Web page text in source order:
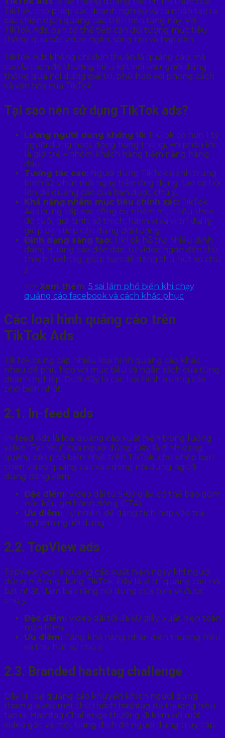
TikTok, cho phép các doanh nghiệp và cá nhân tạo ra
các chiến dịch quảng cáo trên nền tảng này. Với
TikTok Ads, bạn có thể tiếp cận đối tượng mục tiêu
thông qua các video ngắn, sáng tạo và hấp dẫn.
TikTok Ads không chỉ đơn thuần là quảng cáo, mà
còn là cách để thương hiệu kết nối với người dùng
thông qua nội dung giải trí, phù hợp với phong cách
và văn hóa của TikTok.
Tại sao nên sử dụng TikTok ads?
Lượng người dùng khổng lồ: TikTok có hơn 1 tỷ
người dùng hoạt động hàng tháng, với phần lớn
là giới trẻ – nhóm khách hàng tiềm năng hàng
đầu.
Tương tác cao: Người dùng TikTok dành trung
bình 52 phút mỗi ngày trên ứng dụng, tạo cơ hội
lớn để quảng cáo của bạn được chú ý.
Khả năng nhắm mục tiêu chính xác: TikTok
Ads cung cấp các công cụ nhắm mục tiêu theo
độ tuổi, giới tính, sở thích, hành vi và vị trí địa lý,
giúp bạn tiếp cận đúng đối tượng.
Định dạng sáng tạo: TikTok hỗ trợ nhiều định
dạng quảng cáo độc đáo, từ video ngắn đến thử
thách hashtag, giúp bạn dễ dàng thu hút sự chú
ý
>>> Xem thêm: 5 sai lầm phổ biến khi chạy
quảng cáo facebook và cách khắc phục
Các loại hình quảng cáo trên
TikTok Ads
TikTok cung cấp nhiều loại hình quảng cáo khác
nhau để phù hợp với mục tiêu và ngân sách của từng
doanh nghiệp. Dưới đây là các loại hình quảng cáo
phổ biến nhất:
2.1. In-feed ads
In-feed Ads là loại quảng cáo xuất hiện trong luồng
video “For You” của người dùng. Đây là định dạng
quảng cáo phổ biến nhất trên TikTok, cho phép bạn
chèn video quảng cáo vào dòng nội dung người
dùng đang xem.
Đặc điểm: Video dài từ 5-60 giây, có thể bao gồm
nút kêu gọi hành động (CTA).
Ưu điểm: Tự nhiên, dễ dàng tích hợp vào trải
nghiệm người dùng.
2.2. TopView ads
TopView Ads là quảng cáo xuất hiện ngay khi người
dùng mở ứng dụng TikTok. Đây là vị trí quảng cáo nổi
bật nhất, đảm bảo rằng nội dung của bạn sẽ được
chú ý.
Đặc điểm: Video dài tối đa 60 giây, xuất hiện toàn
màn hình.
Ưu điểm: Tăng khả năng nhận diện thương hiệu
và thu hút sự chú ý.
2.3. Branded hashtag challenge
Đây là loại quảng cáo khuyến khích người dùng
tham gia vào một thử thách hashtag do thương hiệu
tạo ra. Hashtag Challenge thường đi kèm với một
video gốc và một trang đích để người dùng truy cập.